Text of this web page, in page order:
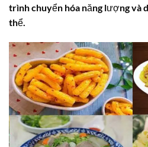
trình chuyển hóa năng lượng và
thể.